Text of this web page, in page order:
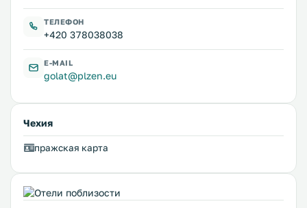
ТЕЛЕФОН
+420 378038038
E-MAIL
golat@plzen.eu
Чехия
пражская карта